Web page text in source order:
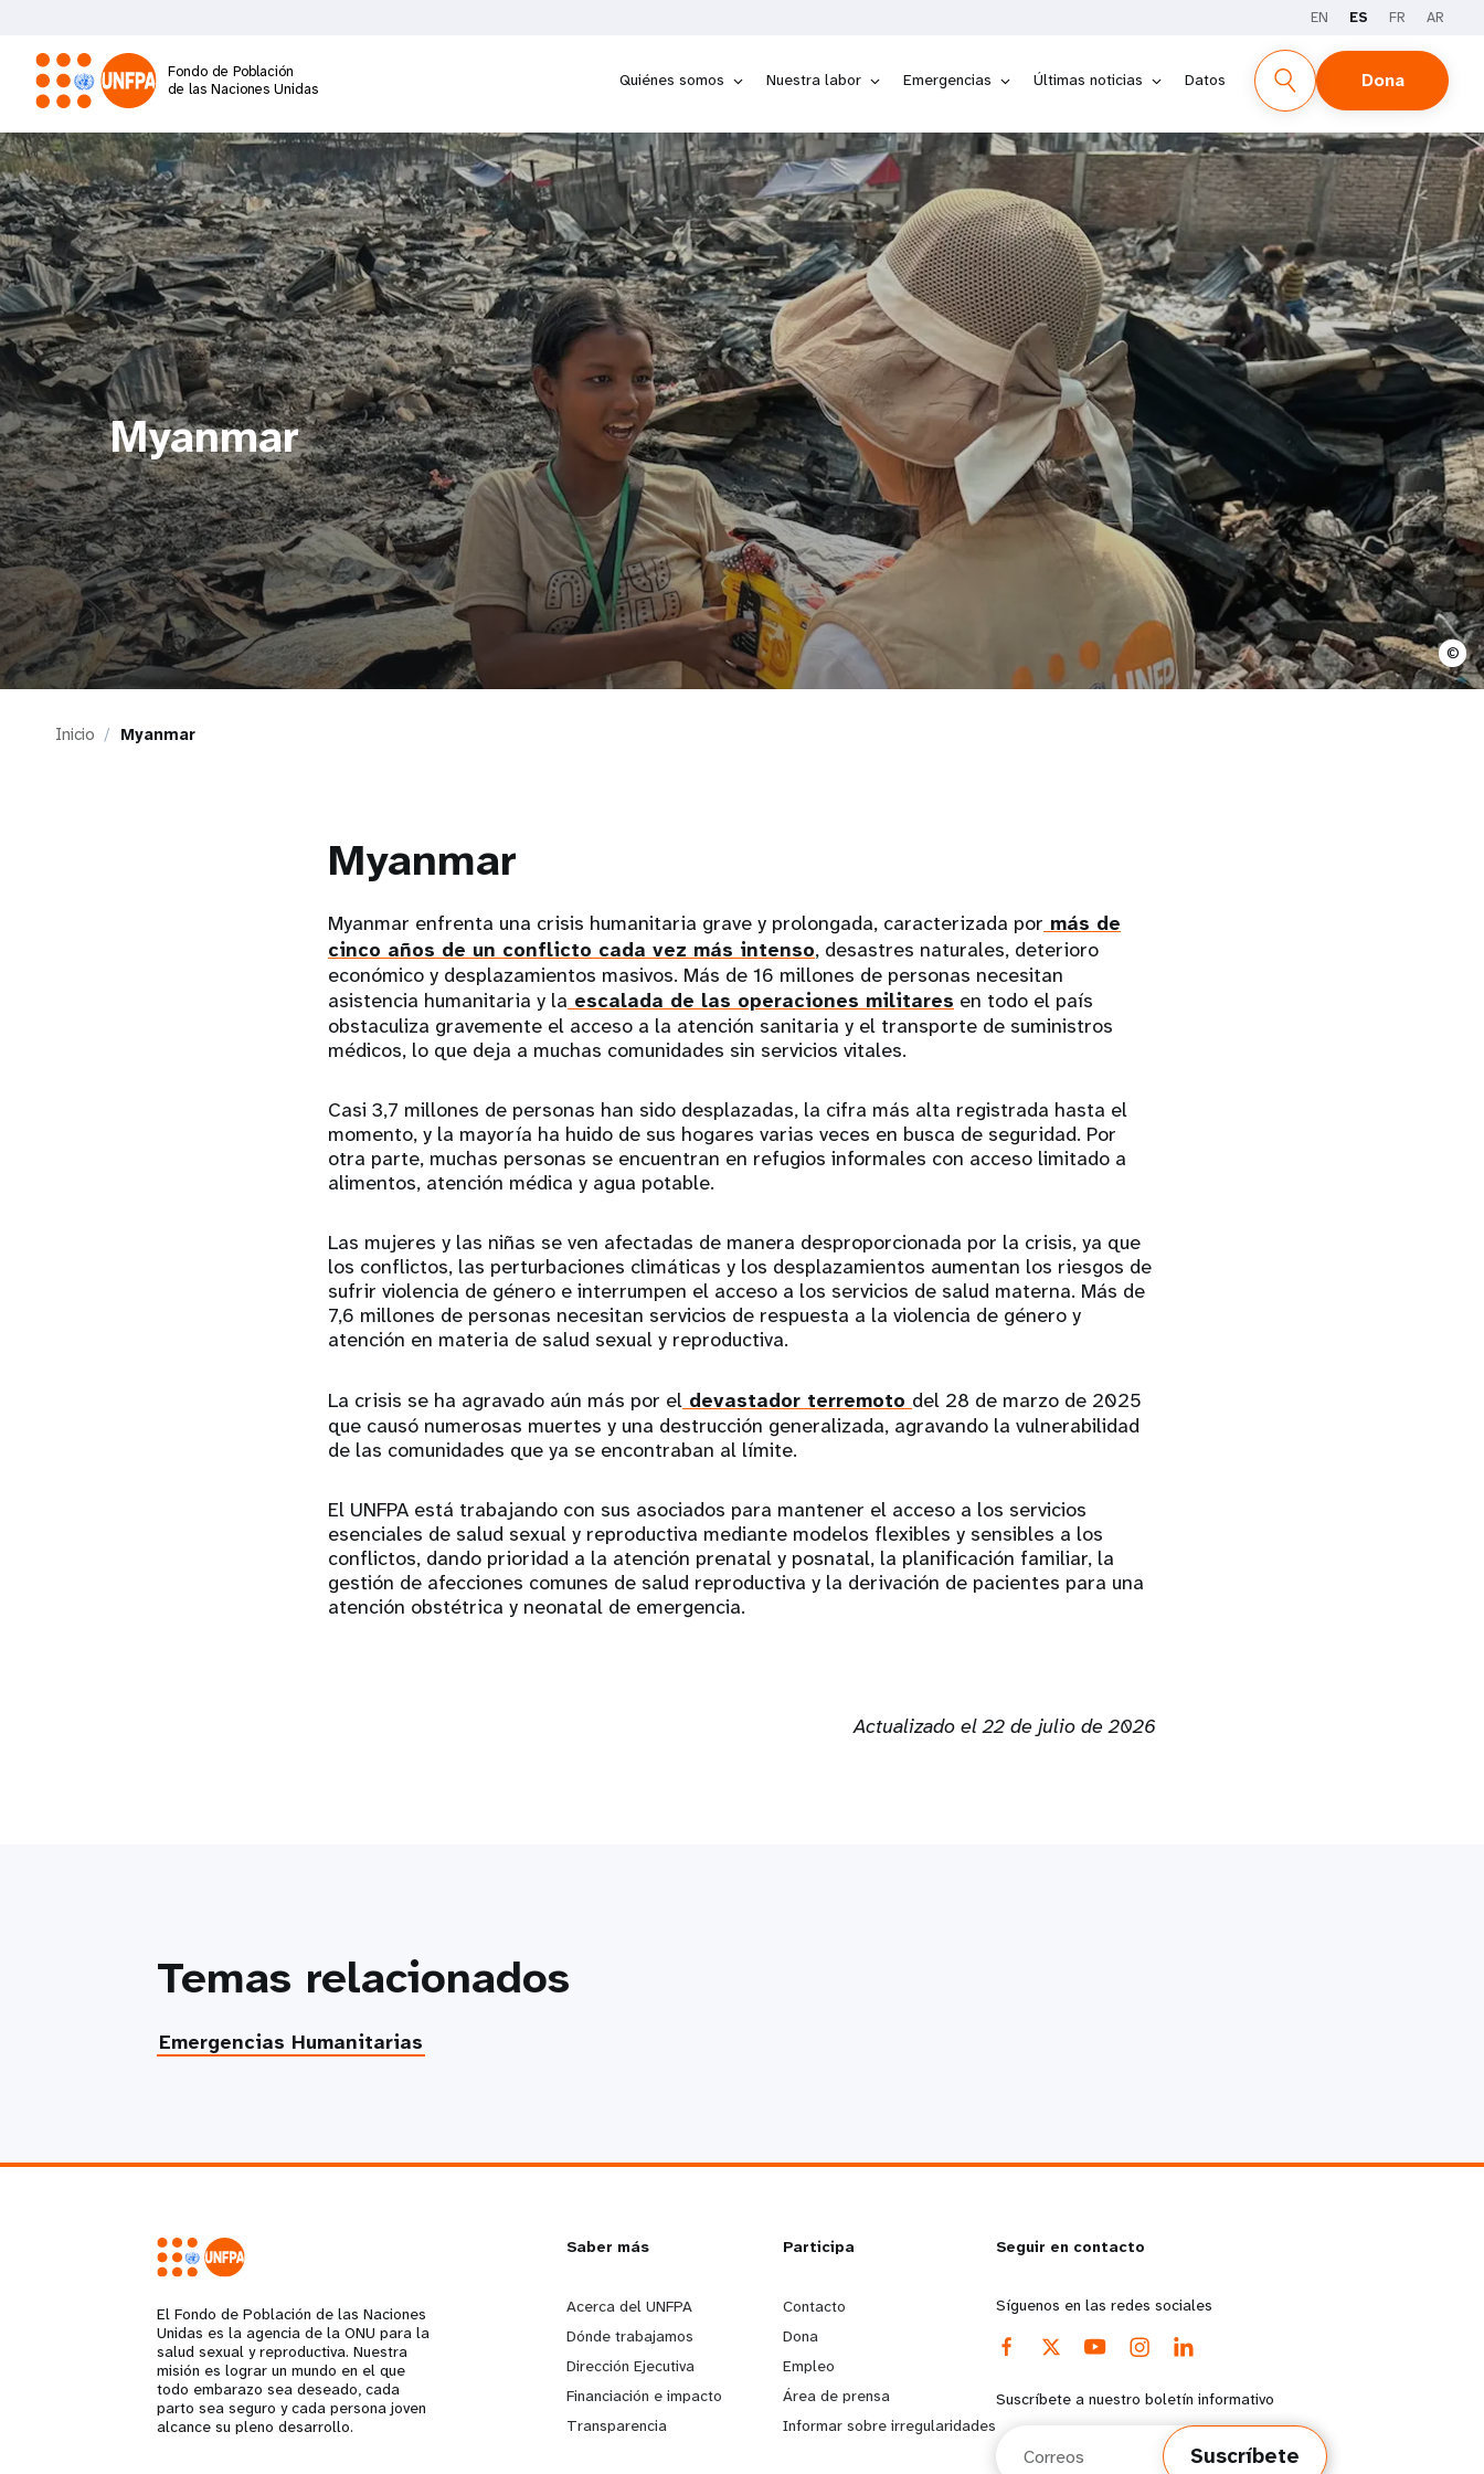
contenido
principal
EN ES FR AR
Fondo de Población
de las Naciones Unidas
Quiénes somos Nuestra labor Emergencias Últimas noticias Datos Dona
M
a
i
n
n
a
v
i
g
a
t
Myanmar
©
Inicio Myanmar
Myanmar
Myanmar enfrenta una crisis humanitaria grave y prolongada, caracterizada por más de
cinco años de un conflicto cada vez más intenso, desastres naturales, deterioro
económico y desplazamientos masivos. Más de 16 millones de personas necesitan
asistencia humanitaria y la escalada de las operaciones militares en todo el país
obstaculiza gravemente el acceso a la atención sanitaria y el transporte de suministros
médicos, lo que deja a muchas comunidades sin servicios vitales.
Casi 3,7 millones de personas han sido desplazadas, la cifra más alta registrada hasta el
momento, y la mayoría ha huido de sus hogares varias veces en busca de seguridad. Por
otra parte, muchas personas se encuentran en refugios informales con acceso limitado a
alimentos, atención médica y agua potable.
Las mujeres y las niñas se ven afectadas de manera desproporcionada por la crisis, ya que
los conflictos, las perturbaciones climáticas y los desplazamientos aumentan los riesgos de
sufrir violencia de género e interrumpen el acceso a los servicios de salud materna. Más de
7,6 millones de personas necesitan servicios de respuesta a la violencia de género y
atención en materia de salud sexual y reproductiva.
La crisis se ha agravado aún más por el devastador terremoto del 28 de marzo de 2025
que causó numerosas muertes y una destrucción generalizada, agravando la vulnerabilidad
de las comunidades que ya se encontraban al límite.
El UNFPA está trabajando con sus asociados para mantener el acceso a los servicios
esenciales de salud sexual y reproductiva mediante modelos flexibles y sensibles a los
conflictos, dando prioridad a la atención prenatal y posnatal, la planificación familiar, la
gestión de afecciones comunes de salud reproductiva y la derivación de pacientes para una
atención obstétrica y neonatal de emergencia.
Actualizado el 22 de julio de 2026
Temas relacionados
Emergencias Humanitarias
El Fondo de Población de las Naciones
Unidas es la agencia de la ONU para la
salud sexual y reproductiva. Nuestra
misión es lograr un mundo en el que
todo embarazo sea deseado, cada
parto sea seguro y cada persona joven
alcance su pleno desarrollo.
L
e
a
r
Saber más
Acerca del UNFPA
Dónde trabajamos
Dirección Ejecutiva
Financiación e impacto
Transparencia
G
o
b
e
Participa
Contacto
Dona
Empleo
Área de prensa
Informar sobre irregularidades
Seguir en contacto
Síguenos en las redes sociales
Suscríbete a nuestro boletín informativo
Suscríbete